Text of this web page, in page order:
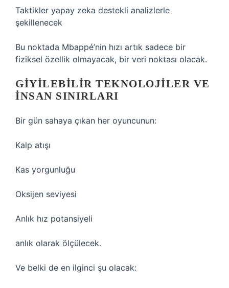
Taktikler yapay zeka destekli analizlerle
şekillenecek
Bu noktada Mbappé’nin hızı artık sadece bir
fiziksel özellik olmayacak, bir veri noktası olacak.
GIYILEBILIR TEKNOLOJILER VE
INSAN SINIRLARI
Bir gün sahaya çıkan her oyuncunun:
Kalp atışı
Kas yorgunluğu
Oksijen seviyesi
Anlık hız potansiyeli
anlık olarak ölçülecek.
Ve belki de en ilginci şu olacak: